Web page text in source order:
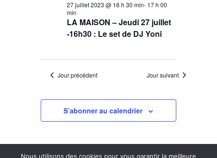
LA MAISON – Jeudi 27 juillet
-16h30 : Le set de DJ Yoni
27 juillet 2023 @ 16 h 30 min- 17 h 00
min
Jour précédent Jour suivant
S’abonner au calendrier
Nous utilisons des cookies pour vous garantir la meilleure